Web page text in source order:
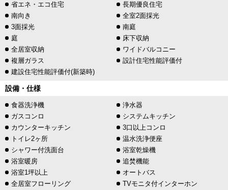
省エネ・エコ住宅
長期優良住宅
南向き
全室2面採光
3面採光
南庭
庭
床下収納
全居室収納
ワイドバルコニー
複層ガラス
設計住宅性能評価付
建設住宅性能評価付(新築時)
設備・仕様
食器洗浄機
浄水器
ガスコンロ
システムキッチン
カウンターキッチン
3口以上コンロ
トイレ2ヶ所
温水洗浄便座
シャワー付洗面台
浴室乾燥機
浴室暖房
追焚機能
浴室1坪以上
オートバス
全居室フローリング
TVモニタ付インターホン